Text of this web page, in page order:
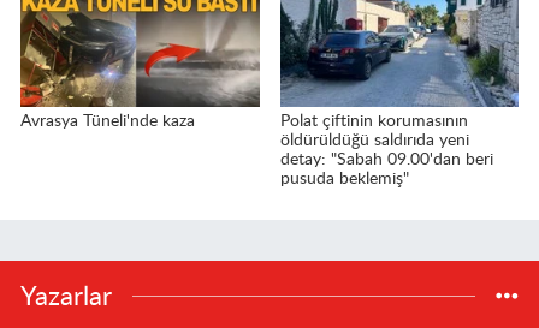
Avrasya Tüneli'nde kaza
Polat çiftinin korumasının
öldürüldüğü saldırıda yeni
detay: "Sabah 09.00'dan beri
pusuda beklemiş"
Yazarlar